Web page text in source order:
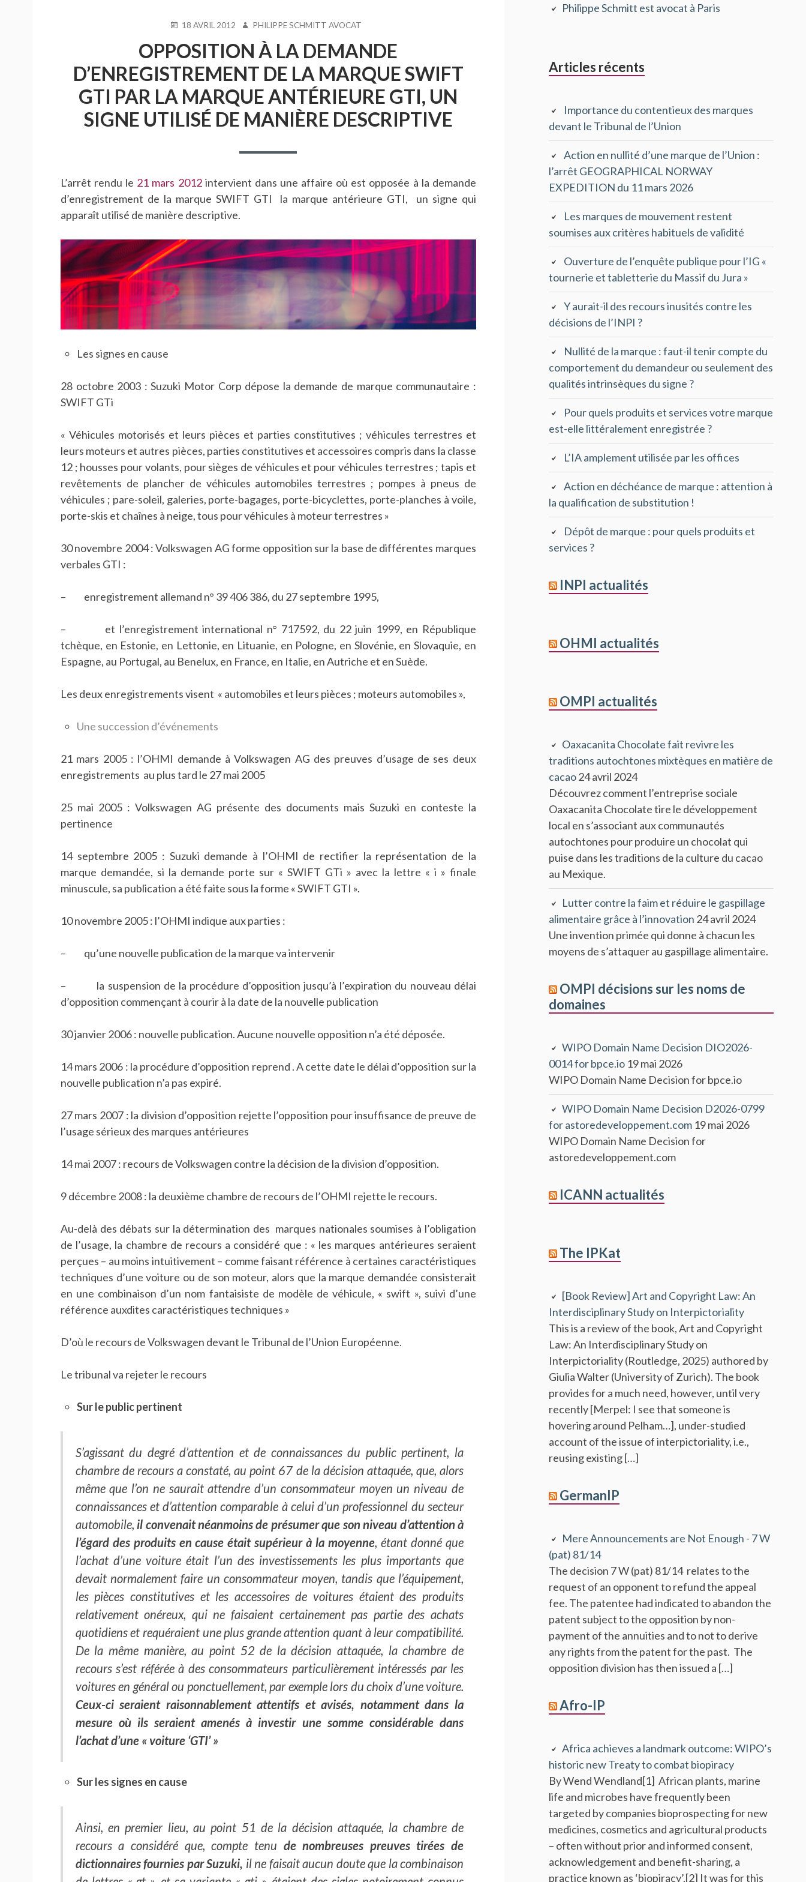
PUBLIÉ18 AVRIL 2012 AUTEUR
PHILIPPE SCHMITT AVOCAT
OPPOSITION À LA DEMANDE
D’ENREGISTREMENT DE LA MARQUE SWIFT
GTI PAR LA MARQUE ANTÉRIEURE GTI, UN
SIGNE UTILISÉ DE MANIÈRE DESCRIPTIVE
L’arrêt rendu le 21 mars 2012intervient dans une affaire où est opposée à la demande
d’enregistrement de la marque SWIFT GTI la marque antérieure GTI, un signe qui
apparaît utilisé de manière descriptive.
Les signes en cause
28 octobre 2003 : Suzuki Motor Corp dépose la demande de marque communautaire :
SWIFT GTi
« Véhicules motorisés et leurs pièces et parties constitutives ; véhicules terrestres et
leurs moteurs et autres pièces, parties constitutives et accessoires compris dans la classe
12 ; housses pour volants, pour sièges de véhicules et pour véhicules terrestres ; tapis et
revêtements de plancher de véhicules automobiles terrestres ; pompes à pneus de
véhicules ; pare-soleil, galeries, porte-bagages, porte-bicyclettes, porte-planches à voile,
porte-skis et chaînes à neige, tous pour véhicules à moteur terrestres »
30 novembre 2004 : Volkswagen AG forme opposition sur la base de différentes marques
verbales GTI :
– enregistrement allemand n° 39 406 386, du 27 septembre 1995,
– et l’enregistrement international n° 717592, du 22 juin 1999, en République
tchèque, en Estonie, en Lettonie, en Lituanie, en Pologne, en Slovénie, en Slovaquie, en
Espagne, au Portugal, au Benelux, en France, en Italie, en Autriche et en Suède.
Les deux enregistrements visent « automobiles et leurs pièces ; moteurs automobiles »,
Une succession d’événements
21 mars 2005 : l’OHMI demande à Volkswagen AG des preuves d’usage de ses deux
enregistrements au plus tard le 27 mai 2005
25 mai 2005 : Volkswagen AG présente des documents mais Suzuki en conteste la
pertinence
14 septembre 2005 : Suzuki demande à l’OHMI de rectifier la représentation de la
marque demandée, si la demande porte sur « SWIFT GTi » avec la lettre « i » finale
minuscule, sa publication a été faite sous la forme « SWIFT GTI ».
10 novembre 2005 : l’OHMI indique aux parties :
– qu’une nouvelle publication de la marque va intervenir
– la suspension de la procédure d’opposition jusqu’à l’expiration du nouveau délai
d’opposition commençant à courir à la date de la nouvelle publication
30 janvier 2006 : nouvelle publication. Aucune nouvelle opposition n’a été déposée.
14 mars 2006 : la procédure d’opposition reprend . A cette date le délai d’opposition sur la
nouvelle publication n’a pas expiré.
27 mars 2007 : la division d’opposition rejette l’opposition pour insuffisance de preuve de
l’usage sérieux des marques antérieures
14 mai 2007 : recours de Volkswagen contre la décision de la division d’opposition.
9 décembre 2008 : la deuxième chambre de recours de l’OHMI rejette le recours.
Au-delà des débats sur la détermination des marques nationales soumises à l’obligation
de l’usage, la chambre de recours a considéré que : « les marques antérieures seraient
perçues – au moins intuitivement – comme faisant référence à certaines caractéristiques
techniques d’une voiture ou de son moteur, alors que la marque demandée consisterait
en une combinaison d’un nom fantaisiste de modèle de véhicule, « swift », suivi d’une
référence auxdites caractéristiques techniques »
D’où le recours de Volkswagen devant le Tribunal de l’Union Européenne.
Le tribunal va rejeter le recours
Sur le public pertinent
S’agissant du degré d’attention et de connaissances du public pertinent, la
chambre de recours a constaté, au point 67 de la décision attaquée, que, alors
même que l’on ne saurait attendre d’un consommateur moyen un niveau de
connaissances et d’attention comparable à celui d’un professionnel du secteur
automobile, il convenait néanmoins de présumer que son niveau d’attention à
l’égard des produits en cause était supérieur à la moyenne, étant donné que
l’achat d’une voiture était l’un des investissements les plus importants que
devait normalement faire un consommateur moyen, tandis que l’équipement,
les pièces constitutives et les accessoires de voitures étaient des produits
relativement onéreux, qui ne faisaient certainement pas partie des achats
quotidiens et requéraient une plus grande attention quant à leur compatibilité.
De la même manière, au point 52 de la décision attaquée, la chambre de
recours s’est référée à des consommateurs particulièrement intéressés par les
voitures en général ou ponctuellement, par exemple lors du choix d’une voiture.
Ceux-ci seraient raisonnablement attentifs et avisés, notamment dans la
mesure où ils seraient amenés à investir une somme considérable dans
l’achat d’une « voiture ‘GTI’ »
Sur les signes en cause
Ainsi, en premier lieu, au point 51 de la décision attaquée, la chambre de
recours a considéré que, compte tenu de nombreuses preuves tirées de
dictionnaires fournies par Suzuki, il ne faisait aucun doute que la combinaison
principale
Philippe Schmitt est avocat à Paris
Articles récents
Importance du contentieux des marques
devant le Tribunal de l’Union
Action en nullité d’une marque de l’Union :
l’arrêt GEOGRAPHICAL NORWAY
EXPEDITION du 11 mars 2026
Les marques de mouvement restent
soumises aux critères habituels de validité
Ouverture de l’enquête publique pour l’IG «
tournerie et tabletterie du Massif du Jura »
Y aurait-il des recours inusités contre les
décisions de l’INPI ?
Nullité de la marque : faut-il tenir compte du
comportement du demandeur ou seulement des
qualités intrinsèques du signe ?
Pour quels produits et services votre marque
est-elle littéralement enregistrée ?
L’IA amplement utilisée par les offices
Action en déchéance de marque : attention à
la qualification de substitution !
Dépôt de marque : pour quels produits et
services ?
INPI actualités
OHMI actualités
OMPI actualités
Oaxacanita Chocolate fait revivre les
traditions autochtones mixtèques en matière de
cacao24 avril 2024
Découvrez comment l’entreprise sociale
Oaxacanita Chocolate tire le développement
local en s’associant aux communautés
autochtones pour produire un chocolat qui
puise dans les traditions de la culture du cacao
au Mexique.
Lutter contre la faim et réduire le gaspillage
alimentaire grâce à l’innovation 24 avril 2024
Une invention primée qui donne à chacun les
moyens de s’attaquer au gaspillage alimentaire.
OMPI décisions sur les noms de
domaines
WIPO Domain Name Decision DIO2026-
0014 for bpce.io 19 mai 2026
WIPO Domain Name Decision for bpce.io
WIPO Domain Name Decision D2026-0799
for astoredeveloppement.com 19 mai 2026
WIPO Domain Name Decision for
astoredeveloppement.com
ICANN actualités
The IPKat
[Book Review] Art and Copyright Law: An
Interdisciplinary Study on Interpictoriality
This is a review of the book, Art and Copyright
Law: An Interdisciplinary Study on
Interpictoriality (Routledge, 2025) authored by
Giulia Walter (University of Zurich). The book
provides for a much need, however, until very
recently [Merpel: I see that someone is
hovering around Pelham…], under-studied
account of the issue of interpictoriality, i.e.,
reusing existing […]
GermanIP
Mere Announcements are Not Enough - 7 W
(pat) 81/14
The decision 7 W (pat) 81/14 relates to the
request of an opponent to refund the appeal
fee. The patentee had indicated to abandon the
patent subject to the opposition by non-
payment of the annuities and to not to derive
any rights from the patent for the past. The
opposition division has then issued a […]
Afro-IP
Africa achieves a landmark outcome: WIPO’s
historic new Treaty to combat biopiracy
By Wend Wendland[1] African plants, marine
life and microbes have frequently been
targeted by companies bioprospecting for new
medicines, cosmetics and agricultural products
– often without prior and informed consent,
acknowledgement and benefit-sharing, a
practice known as ‘biopiracy’.[2] It was for this